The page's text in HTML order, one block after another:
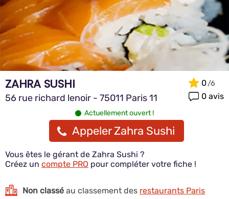
ZAHRA SUSHI
56 rue richard lenoir - 75011 Paris 11
0
0 avis
Actuellement ouvert !
Appeler Zahra Sushi
Vous êtes le gérant de Zahra Sushi ?
Créez un compte PRO pour compléter votre fiche !
Non classé au classement des restaurants Paris